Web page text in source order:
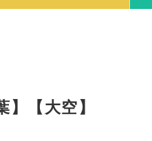
【大空】